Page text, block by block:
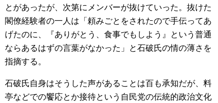
とがあったが、次第にメンバーが抜けていった。抜けた
閣僚経験者の一人は「頼みごとをされたので手伝ってあ
げたのに、『ありがとう、食事でもしよう』という普通
ならあるはずの言葉がなかった」と石破氏の情の薄さを
指摘する。
石破氏自身はそうした声があることは百も承知だが、料
亭などでの饗応とか接待という自民党の伝統的政治文化